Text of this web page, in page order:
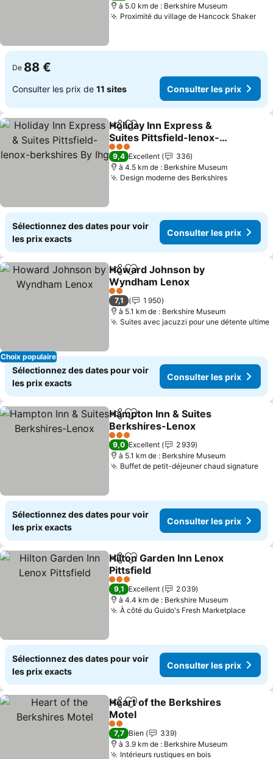
à 5.0 km de : Berkshire Museum
Proximité du village de Hancock Shaker
De 88 €
Consulter les prix de 11 sites Consulter les prix
PartagerAjouter à mes favoris
Holiday Inn Express &
Suites Pittsfield-lenox-
berkshires By Ihg
Consulter les prix
3 Étoiles
9,4 Excellent
336
à 4.5 km de : Berkshire Museum
Design moderne des Berkshires
Sélectionnez des dates pour voir
les prix exacts
Consulter les prix
Choix populaire
PartagerAjouter à mes favoris
Howard Johnson by
Wyndham Lenox
Consulter les prix
2 Étoiles
7,1
1 950
à 5.1 km de : Berkshire Museum
Suites avec jacuzzi pour une détente ultime
Sélectionnez des dates pour voir
les prix exacts
Consulter les prix
PartagerAjouter à mes favoris
Hampton Inn & Suites
Berkshires-Lenox
Consulter les prix
3 Étoiles
9,0 Excellent
2 939
à 5.1 km de : Berkshire Museum
Buffet de petit-déjeuner chaud signature
Sélectionnez des dates pour voir
les prix exacts
Consulter les prix
PartagerAjouter à mes favoris
Hilton Garden Inn Lenox
Pittsfield
Consulter les prix
3 Étoiles
9,1 Excellent
2 039
à 4.4 km de : Berkshire Museum
À côté du Guido's Fresh Marketplace
Sélectionnez des dates pour voir
les prix exacts
Consulter les prix
PartagerAjouter à mes favoris
Heart of the Berkshires
Motel
Consulter les prix
2 Étoiles
7,7 Bien
339
à 3.9 km de : Berkshire Museum
Intérieurs rustiques en boisConsulter